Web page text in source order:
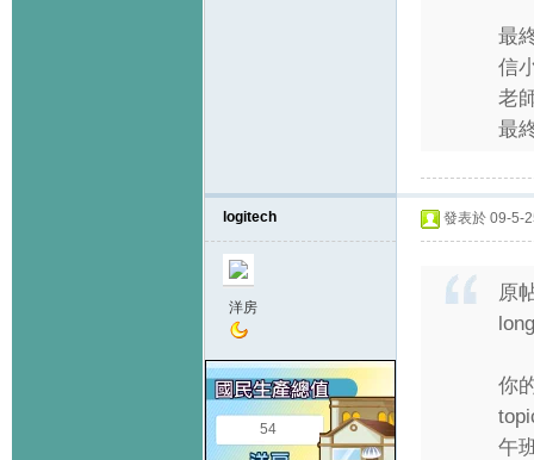
最
信
老
最
logitech
洋房
54
發表於 09-5-
原
你
午